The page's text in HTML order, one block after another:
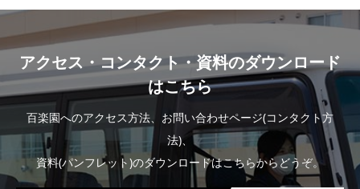
アクセス・コンタクト・資料のダウンロード
はこちら
百楽園へのアクセス方法、お問い合わせページ(コンタクト方
法)、
資料(パンフレット)のダウンロードはこちらからどうぞ。